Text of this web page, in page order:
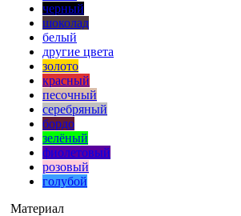
черный
шоколад
белый
другие цвета
золото
красный
песочный
серебряный
бордо
зелёный
фиолетовый
розовый
голубой
Материал